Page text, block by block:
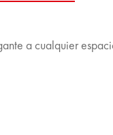
a cualquier